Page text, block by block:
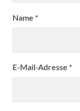
Name *
E-Mail-Adresse *